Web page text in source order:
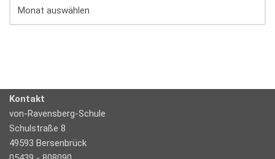
Kontakt
von-Ravensberg-Schule
Schulstraße 8
49593 Bersenbrück